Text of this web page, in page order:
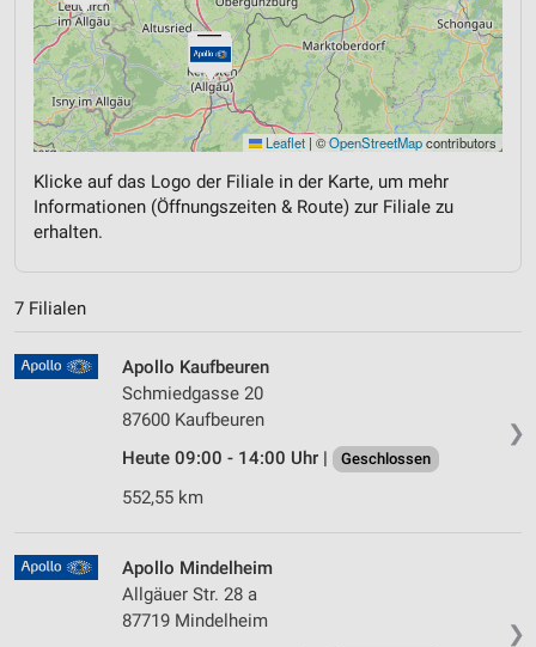
Leaflet | ©OpenStreetMapcontributors
Klicke auf das Logo der Filiale in der Karte, um mehr
Informationen (Öffnungszeiten & Route) zur Filiale zu
erhalten.
7 Filialen
❯
Apollo Kaufbeuren
Schmiedgasse 20
87600 Kaufbeuren
Heute 09:00 - 14:00 Uhr |
Geschlossen
552,55 km
❯
Apollo Mindelheim
Allgäuer Str. 28 a
87719 Mindelheim